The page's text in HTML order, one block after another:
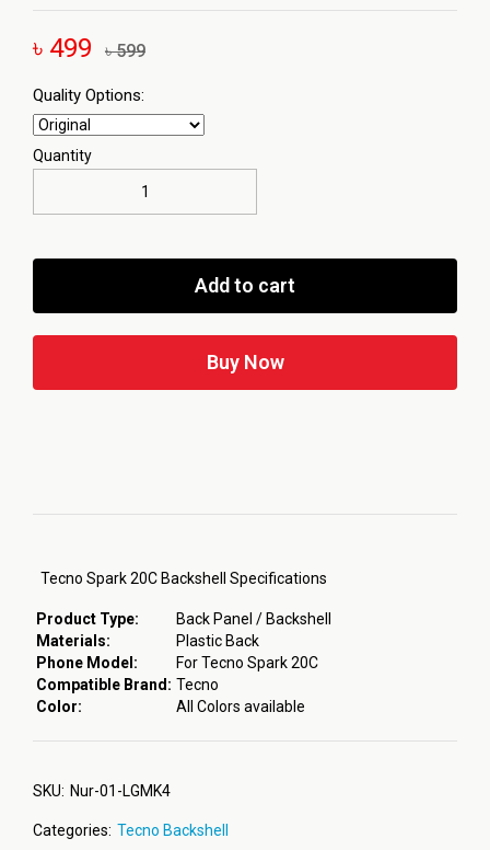
৳ 499 ৳ 599
Tecno Spark 20C Backshell Specifications
Product Type:
Back Panel / Backshell
Materials:
Plastic Back
Phone Model:
For Tecno Spark 20C
Compatible Brand: Tecno
Color:
All Colors available
Quality Options:
Quantity
Add to cart
Buy Now
SKU: Nur-01-LGMK4
Categories: Tecno Backshell